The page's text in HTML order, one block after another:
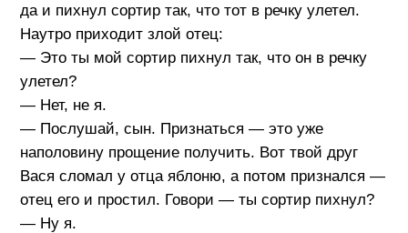
да и пихнул сортир так, что тот в речку улетел.
Наутро приходит злой отец:
— Это ты мой сортир пихнул так, что он в речку
улетел?
— Нет, не я.
— Послушай, сын. Признаться — это уже
наполовину прощение получить. Вот твой друг
Вася сломал у отца яблоню, а потом признался —
отец его и простил. Говори — ты сортир пихнул?
— Ну я.